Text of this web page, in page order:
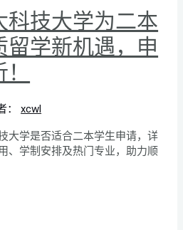
科技大学为二本
学新机遇，申
： xcwl
大学是否适合二本学生申请，详
、学制安排及热门专业，助力顺